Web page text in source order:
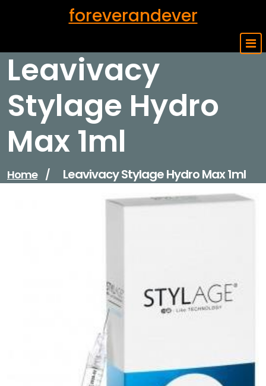
foreverandever
Leavivacy
Stylage Hydro
Max 1ml
Home / Leavivacy Stylage Hydro Max 1ml